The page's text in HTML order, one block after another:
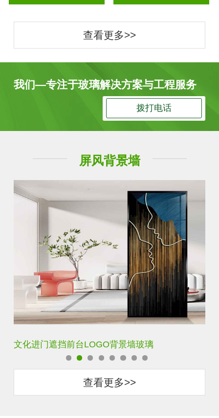
查看更多>>
我们—专注于玻璃解决方案与工程服务
拨打电话
屏风背景墙
文化进门遮挡前台LOGO背景墙玻璃
查看更多>>